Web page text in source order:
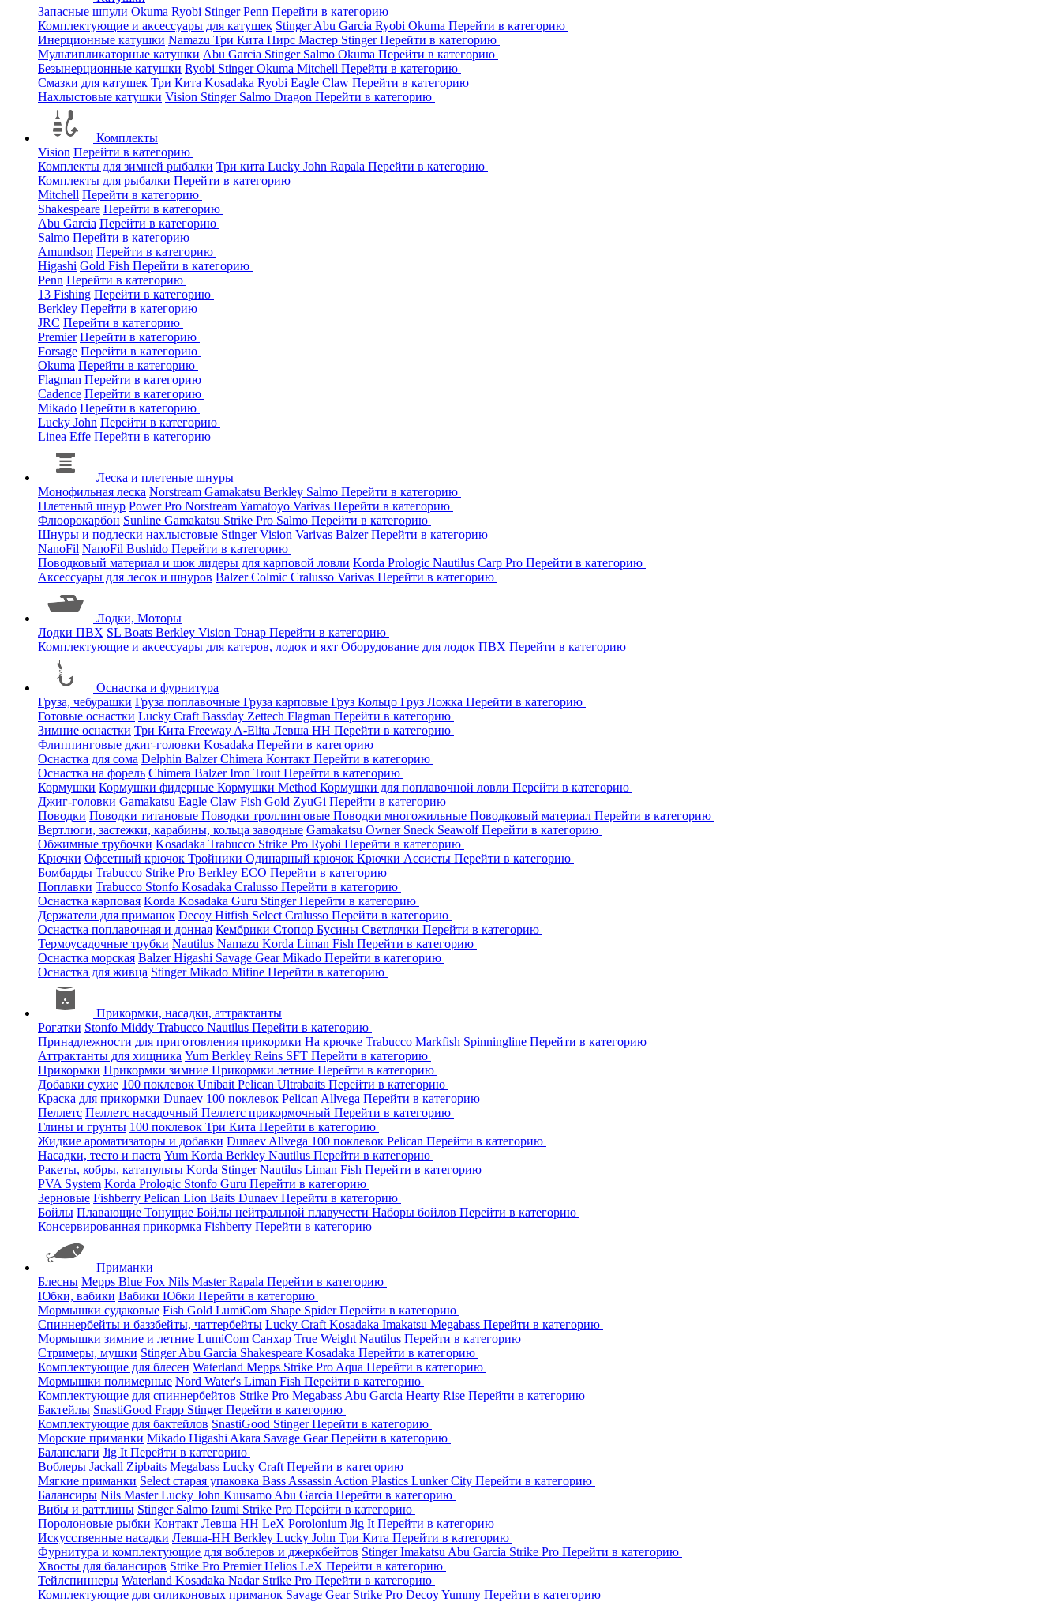
Запасные шпули Okuma Ryobi StingerPenn Перейти в категорию
Комплектующие и аксессуары для катушек StingerAbu Garcia Ryobi Okuma Перейти в категорию
Инерционные катушки Namazu Три Кита Пирс Мастер StingerПерейти в категорию
Мультипликаторные катушки Abu Garcia Stinger Salmo Okuma Перейти в категорию
Безынерционные катушки Ryobi StingerOkuma Mitchell Перейти в категорию
Смазки для катушек Три Кита Kosadaka Ryobi Eagle Claw Перейти в категорию
Нахлыстовые катушки Vision Stinger Salmo Dragon Перейти в категорию
Комплекты
Vision Перейти в категорию
Комплекты для зимней рыбалки Три кита Lucky John Rapala Перейти в категорию
Комплекты для рыбалки Перейти в категорию
Mitchell Перейти в категорию
Shakespeare Перейти в категорию
Abu Garcia Перейти в категорию
Salmo Перейти в категорию
Amundson Перейти в категорию
Higashi Gold Fish Перейти в категорию
Penn Перейти в категорию
13 Fishing Перейти в категорию
Berkley Перейти в категорию
JRC Перейти в категорию
Premier Перейти в категорию
Forsage Перейти в категорию
Okuma Перейти в категорию
Flagman Перейти в категорию
Cadence Перейти в категорию
Mikado Перейти в категорию
Lucky John Перейти в категорию
Linea Effe Перейти в категорию
Леска и плетеные шнуры
Монофильная леска Norstream Gamakatsu Berkley Salmo Перейти в категорию
Плетеный шнур Power Pro NorstreamYamatoyo Varivas Перейти в категорию
Флюорокарбон Sunline Gamakatsu Strike Pro Salmo Перейти в категорию
Шнуры и подлески нахлыстовые StingerVision Varivas BalzerПерейти в категорию
NanoFil NanoFil Bushido Перейти в категорию
Поводковый материал и шок лидеры для карповой ловли Korda Prologic Nautilus Carp Pro Перейти в категорию
Аксессуары для лесок и шнуров BalzerColmic Cralusso Varivas Перейти в категорию
Лодки, Моторы
Лодки ПВХ SL Boats Berkley Vision Тонар Перейти в категорию
Комплектующие и аксессуары для катеров, лодок и яхт Оборудование для лодок ПВХ Перейти в категорию
Оснастка и фурнитура
Груза, чебурашки Груза поплавочные Груза карповые Груз Кольцо Груз Ложка Перейти в категорию
Готовые оснастки Lucky Craft Bassday Zettech Flagman Перейти в категорию
Зимние оснастки Три Кита Freeway A-Elita Левша НН Перейти в категорию
Флиппинговые джиг-головки Kosadaka Перейти в категорию
Оснастка для сома Delphin BalzerChimera Контакт Перейти в категорию
Оснастка на форель Chimera BalzerIron Trout Перейти в категорию
Кормушки Кормушки фидерные Кормушки Method Кормушки для поплавочной ловли Перейти в категорию
Джиг-головки Gamakatsu Eagle Claw Fish Gold ZyuGi Перейти в категорию
Поводки Поводки титановые Поводки троллинговые Поводки многожильные Поводковый материал Перейти в категорию
Вертлюги, застежки, карабины, кольца заводные Gamakatsu Owner Sneck SeawolfПерейти в категорию
Обжимные трубочки Kosadaka Trabucco Strike Pro Ryobi Перейти в категорию
Крючки Офсетный крючок Тройники Одинарный крючок Крючки Ассисты Перейти в категорию
Бомбарды Trabucco Strike Pro Berkley ECO Перейти в категорию
Поплавки Trabucco Stonfo Kosadaka Cralusso Перейти в категорию
Оснастка карповая Korda Kosadaka Guru StingerПерейти в категорию
Держатели для приманок Decoy Hitfish Select Cralusso Перейти в категорию
Оснастка поплавочная и донная Кембрики Стопор Бусины Светлячки Перейти в категорию
Термоусадочные трубки Nautilus Namazu Korda Liman Fish Перейти в категорию
Оснастка морская BalzerHigashi Savage GearMikado Перейти в категорию
Оснастка для живца StingerMikado Mifine Перейти в категорию
Прикормки, насадки, аттрактанты
Рогатки Stonfo Middy Trabucco Nautilus Перейти в категорию
Принадлежности для приготовления прикормки На крючке Trabucco Markfish Spinningline Перейти в категорию
Аттрактанты для хищника Yum Berkley Reins SFT Перейти в категорию
Прикормки Прикормки зимние Прикормки летние Перейти в категорию
Добавки сухие 100 поклевок Unibait Pelican Ultrabaits Перейти в категорию
Краска для прикормки Dunaev 100 поклевок Pelican Allvega Перейти в категорию
Пеллетс Пеллетс насадочный Пеллетс прикормочный Перейти в категорию
Глины и грунты 100 поклевок Три Кита Перейти в категорию
Жидкие ароматизаторы и добавки Dunaev Allvega 100 поклевок Pelican Перейти в категорию
Насадки, тесто и паста Yum Korda Berkley Nautilus Перейти в категорию
Ракеты, кобры, катапульты Korda StingerNautilus Liman Fish Перейти в категорию
PVA System Korda Prologic Stonfo Guru Перейти в категорию
Зерновые Fishberry Pelican Lion Baits Dunaev Перейти в категорию
Бойлы Плавающие Тонущие Бойлы нейтральной плавучести Наборы бойлов Перейти в категорию
Консервированная прикормка Fishberry Перейти в категорию
Приманки
Блесны Mepps Blue Fox Nils MasterRapala Перейти в категорию
Юбки, вабики Вабики Юбки Перейти в категорию
Мормышки судаковые Fish Gold LumiCom Shape SpiderПерейти в категорию
Спиннербейты и баззбейты, чаттербейты Lucky Craft Kosadaka Imakatsu Megabass Перейти в категорию
Мормышки зимние и летние LumiCom Санхар True Weight Nautilus Перейти в категорию
Стримеры, мушки StingerAbu Garcia Shakespeare Kosadaka Перейти в категорию
Комплектующие для блесен Waterland Mepps Strike Pro Aqua Перейти в категорию
Мормышки полимерные Nord Water's Liman Fish Перейти в категорию
Комплектующие для спиннербейтов Strike Pro Megabass Abu Garcia Hearty Rise Перейти в категорию
Бактейлы SnastiGood Frapp StingerПерейти в категорию
Комплектующие для бактейлов SnastiGood StingerПерейти в категорию
Морские приманки Mikado Higashi Akara Savage GearПерейти в категорию
Баланслаги Jig It Перейти в категорию
Воблеры Jackall Zipbaits Megabass Lucky Craft Перейти в категорию
Мягкие приманки Select старая упаковка Bass Assassin Action Plastics Lunker City Перейти в категорию
Балансиры Nils MasterLucky John Kuusamo Abu Garcia Перейти в категорию
Вибы и раттлины Stinger Salmo Izumi Strike Pro Перейти в категорию
Поролоновые рыбки Контакт Левша НН LeX Porolonium Jig It Перейти в категорию
Искусственные насадки Левша-НН Berkley Lucky John Три Кита Перейти в категорию
Фурнитура и комплектующие для воблеров и джеркбейтов StingerImakatsu Abu Garcia Strike Pro Перейти в категорию
Хвосты для балансиров Strike Pro PremierHelios LeX Перейти в категорию
Тейлспиннеры Waterland Kosadaka Nadar Strike Pro Перейти в категорию
Комплектующие для силиконовых приманок Savage Gear Strike Pro DecoyYummy Перейти в категорию